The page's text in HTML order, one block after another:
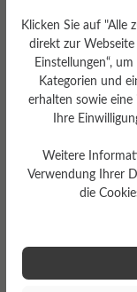
Stability-Fußbett 6
Gelenkstütze und
Klicken Sie auf "Alle
direkt zur
Einstellungen“,
Kategorien und
erhalten sowie
Ihre
Weitere
Verwendung Ihrer
die